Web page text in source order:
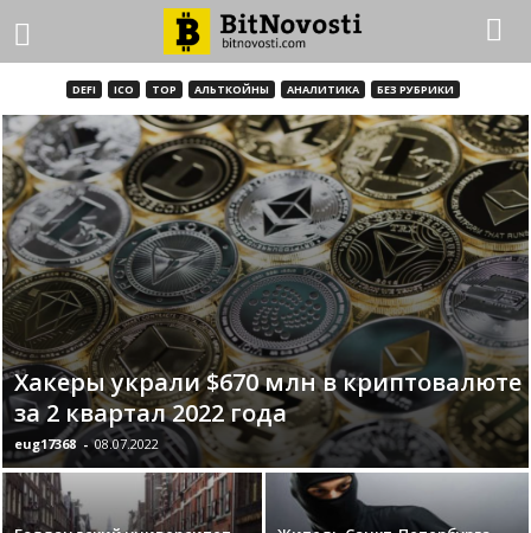
DEFI ICO TOP АЛЬТКОЙНЫ АНАЛИТИКА БЕЗ РУБРИКИ
Хакеры украли $670 млн в криптовалюте
за 2 квартал 2022 года
eug17368 - 08.07.2022